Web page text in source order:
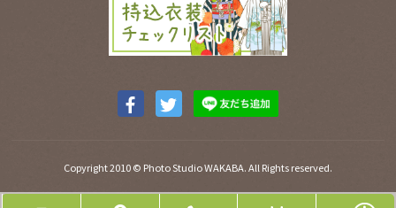
Facebook
ウ
ン
Twitter
ウ
ン
Copyright 2010 © Photo Studio WAKABA. All Rights reserved.